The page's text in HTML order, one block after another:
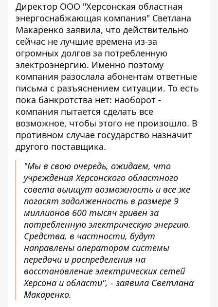
Директор ООО "Херсонская областная
энергоснабжающая компания" Светлана
Макаренко заявила, что действительно
сейчас не лучшие времена из-за
огромных долгов за потребленную
электроэнергию. Именно поэтому
компания разослала абонентам ответные
письма с разъяснением ситуации. То есть
пока банкротства нет: наоборот -
компания пытается сделать все
возможное, чтобы этого не произошло. В
противном случае государство назначит
другого поставщика.
"Мы в свою очередь, ожидаем, что
учреждения Херсонского областного
совета выищут возможность и все же
погасят задолженность в размере 9
миллионов 600 тысяч гривен за
потребленную электрическую энергию.
Средства, в частности, будут
направлены операторам системы
передачи и распределения на
восстановление электрических сетей
Херсона и области", - заявила Светлана
Макаренко.